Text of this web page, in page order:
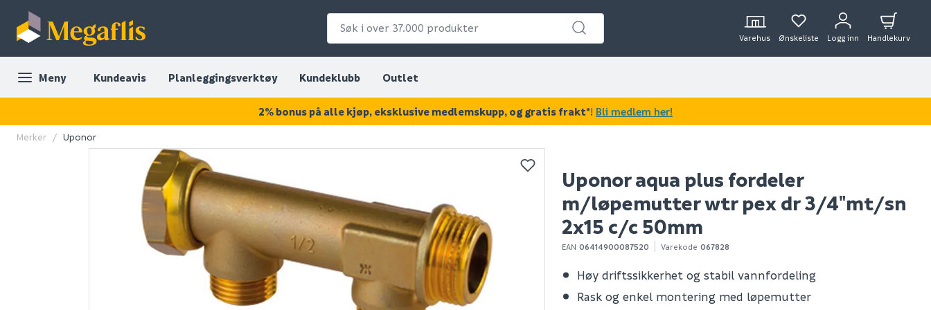
Varehus Ønskeliste Logg inn Handlekurv
Meny Kundeavis Planleggingsverktøy Kundeklubb Outlet
KAN DISSE VÆRE AV INTERESSE?
Merker Uponor
Uponor aqua plus fordeler
m/løpemutter wtr pex dr 3/4"mt/sn
2x15 c/c 50mm
EAN 06414900087520 Varekode 067828
Høy driftssikkerhet og stabil vannfordeling
Rask og enkel montering med løpemutter
2% bonus på alle kjøp, eksklusive medlemskupp, og gratis frakt*! Bli medlem her!